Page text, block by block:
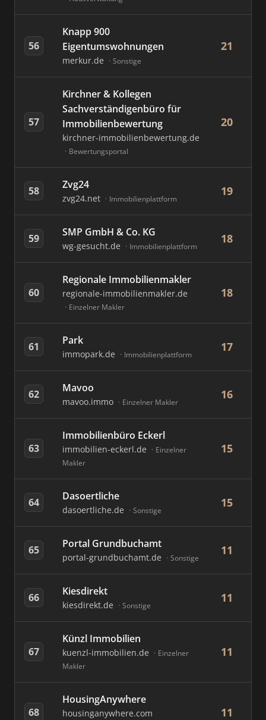
56
Knapp 900
Eigentumswohnungen
merkur.de Sonstige
21
57
Kirchner & Kollegen
Sachverständigenbüro für
Immobilienbewertung
kirchner-immobilienbewertung.de
Bewertungsportal
20
58 Zvg24
zvg24.net Immobilienplattform
19
59 SMP GmbH & Co. KG
wg-gesucht.de Immobilienplattform
18
60
Regionale Immobilienmakler
regionale-immobilienmakler.de
Einzelner Makler
18
61 Park
immopark.de Immobilienplattform
17
62 Mavoo
mavoo.immo Einzelner Makler
16
63
Immobilienbüro Eckerl
immobilien-eckerl.de
Einzelner
Makler
15
64 Dasoertliche
dasoertliche.de Sonstige
15
65 Portal Grundbuchamt
portal-grundbuchamt.de Sonstige
11
66 Kiesdirekt
kiesdirekt.de Sonstige
11
67
Künzl Immobilien
kuenzl-immobilien.de
Einzelner
Makler
11
68
HousingAnywhere
housinganywhere.com 11